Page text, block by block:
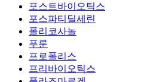
포스트바이오틱스
포스파티딜세린
폴리코사놀
푸룬
프로폴리스
프리바이오틱스